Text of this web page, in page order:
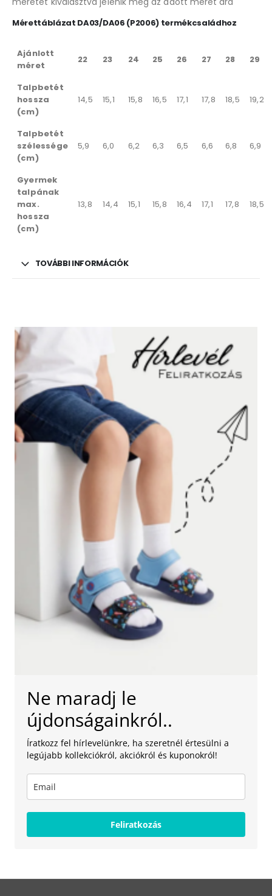
Mérettáblázat DA03/DA06 (P2006) termékcsaládhoz
Ajánlott
méret
22 23 24 25 26 27 28 29
Talpbetét
hossza
(cm)
14,5 15,1 15,8 16,5 17,1 17,8 18,5 19,2
Talpbetét
szélessége
(cm)
5,9 6,0 6,2 6,3 6,5 6,6 6,8 6,9
Gyermek
talpának
max.
hossza
(cm)
13,8 14,4 15,1 15,8 16,4 17,1 17,8 18,5
TOVÁBBI INFORMÁCIÓK
Ne maradj le
újdonságainkról..
Íratkozz fel hírlevelünkre, ha szeretnél értesülni a
legújabb kollekciókról, akciókról és kuponokról!
Feliratkozás